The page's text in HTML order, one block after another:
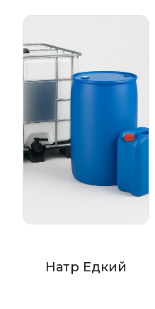
Натр Едкий